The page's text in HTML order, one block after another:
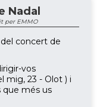
Nadal
per EMMO
concert de
vos
mig, 23 - Olot ) i
que més us